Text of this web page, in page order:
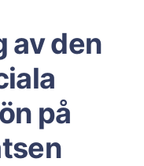
av den
på